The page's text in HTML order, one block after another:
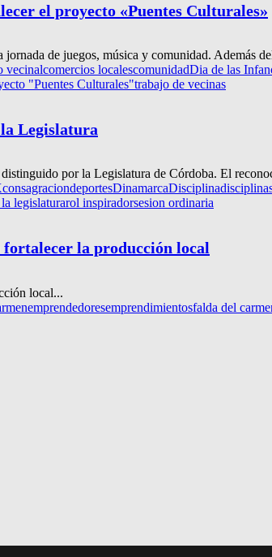
el proyecto «Puentes Culturales»
de juegos, música y comunidad. Además
vecinalcomercios localescomunidadDia de las
"Puentes Culturales"trabajo de vecinas
Legislatura
por la Legislatura de Córdoba. El
consagraciondeportesDinamarcaDisciplina
legislaturarol inspiradorsesion ordinaria
fortalecer la producción local
local...
emprendedoresemprendimientosfalda del